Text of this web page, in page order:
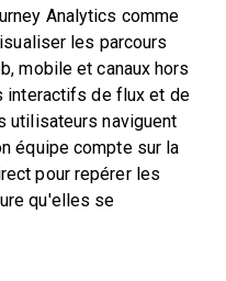
Analytics comme
les parcours
mobile et canaux hors
interactifs de flux et de
utilisateurs naviguent
équipe compte sur la
pour repérer les
qu'elles se